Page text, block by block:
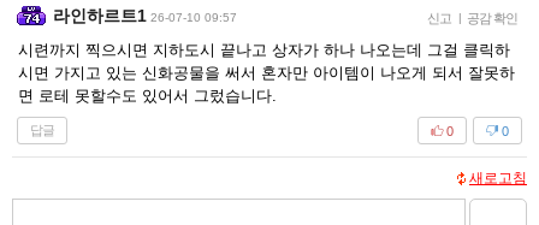
라인하르트1 26-07-10 09:57 신고 | 공감 확인
시련까지 찍으시면 지하도시 끝나고 상자가 하나 나오는데 그걸 클릭하
시면 가지고 있는 신화공물을 써서 혼자만 아이템이 나오게 되서 잘못하
면 로테 못할수도 있어서 그렀습니다.
답글 0
0
새로고침